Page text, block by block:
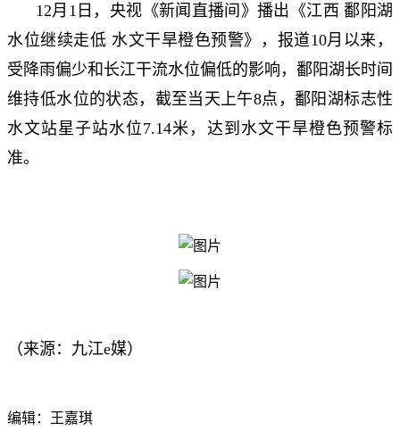
12月1日，央视《新闻直播间》播出《江西 鄱阳湖
水位继续走低 水文干旱橙色预警》，报道10月以来，
受降雨偏少和长江干流水位偏低的影响，鄱阳湖长时间
维持低水位的状态，截至当天上午8点，鄱阳湖标志性
水文站星子站水位7.14米，达到水文干旱橙色预警标
准。
（来源：九江e媒）
编辑：王嘉琪